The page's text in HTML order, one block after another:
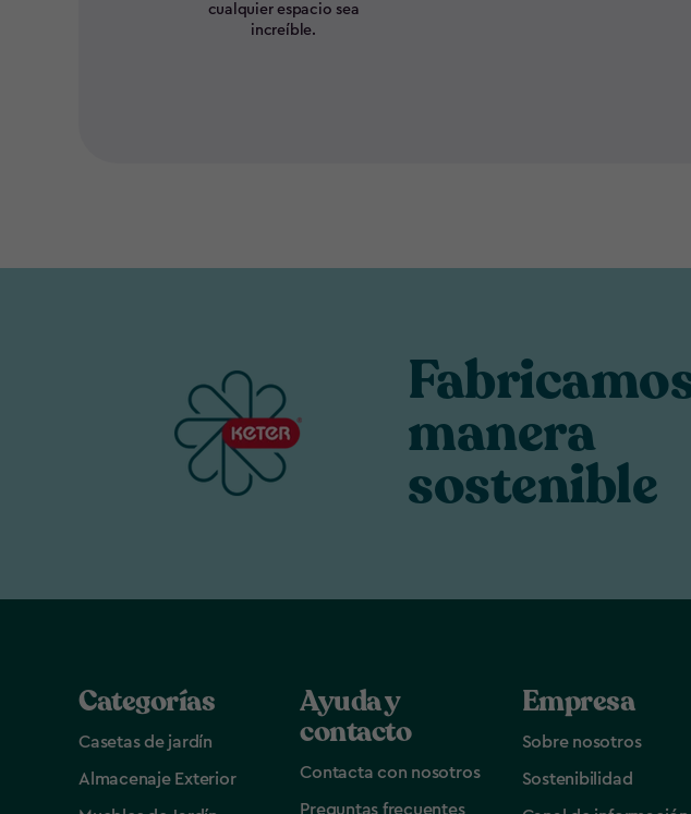
cualquier espacio sea
increíble.
manera
sostenible
Categorías
Casetas de jardín
Almacenaje Exterior
Ayuda y
contacto
Contacta con nosotros
Preguntas frecuentes
Empresa
Sobre nosotros
Sostenibilidad